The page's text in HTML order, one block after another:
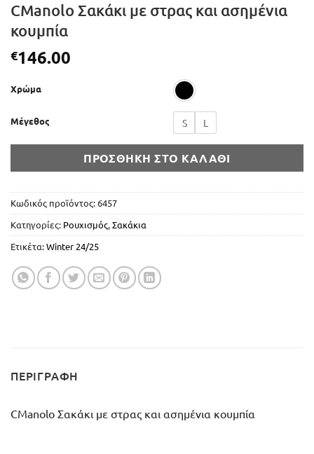
CManolo Σακάκι με στρας και ασημένια
κουμπία
€146.00
Χρώμα
Μέγεθος S L
ΠΡΟΣΘΉΚΗ ΣΤΟ ΚΑΛΆΘΙ
Κωδικός προϊόντος:6457
Κατηγορίες: Ρουχισμός,Σακάκια
Ετικέτα:Winter 24/25
ΠΕΡΙΓΡΑΦΉ
CManolo Σακάκι με στρας και ασημένια κουμπία